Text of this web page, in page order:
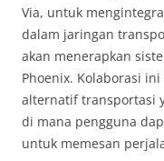
Via, untuk
dalam jaringan
akan menerapkan
Phoenix. Kolaborasi
alternatif transportasi
di mana pengguna
untuk memesan